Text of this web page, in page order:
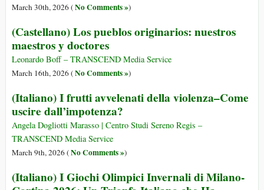
March 30th, 2026 (No Comments »)
(Castellano) Los pueblos originarios: nuestros
maestros y doctores
Leonardo Boff – TRANSCEND Media Service
March 16th, 2026 (No Comments »)
(Italiano) I frutti avvelenati della violenza–Come
uscire dall’impotenza?
Angela Dogliotti Marasso | Centro Studi Sereno Regis –
TRANSCEND Media Service
March 9th, 2026 (No Comments »)
(Italiano) I Giochi Olimpici Invernali di Milano-